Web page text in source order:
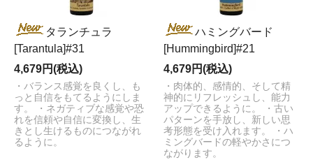
タランチュラ
[Tarantula]#31
4,679円(税込)
・バランス感覚を良くし、も
っと自信をもてるようにしま
す。 ・ネガティブな感覚や恐
れを信頼や自信に変換し、生
きとし生けるものにつながれ
るように。
ハミングバード
[Hummingbird]#21
4,679円(税込)
・肉体的、感情的、そして精
神的にリフレッシュし、能力
アップできるように。 ・古い
パターンを手放し、新しい思
考形態を受け入れます。 ・ハ
ミングバードの軽やかさにつ
ながります。